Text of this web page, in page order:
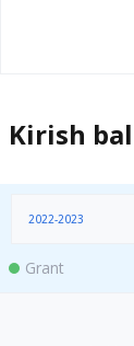
Kirish
2022-2023
Grant